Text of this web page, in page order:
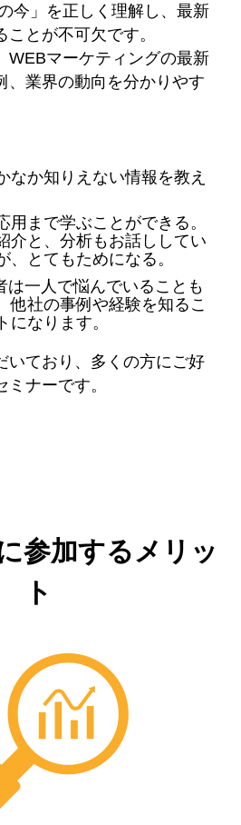
今」を正しく理解し、最新
とが不可欠です。
WEBマーケティングの最新
、業界の動向を分かりやす
なか知りえない情報を教え
用まで学ぶことができる。
介と、分析もお話ししてい
、とてもためになる。
は一人で悩んでいることも
他社の事例や経験を知るこ
になります。
いており、多くの方にご好
ナーです。
参加するメリッ
ト